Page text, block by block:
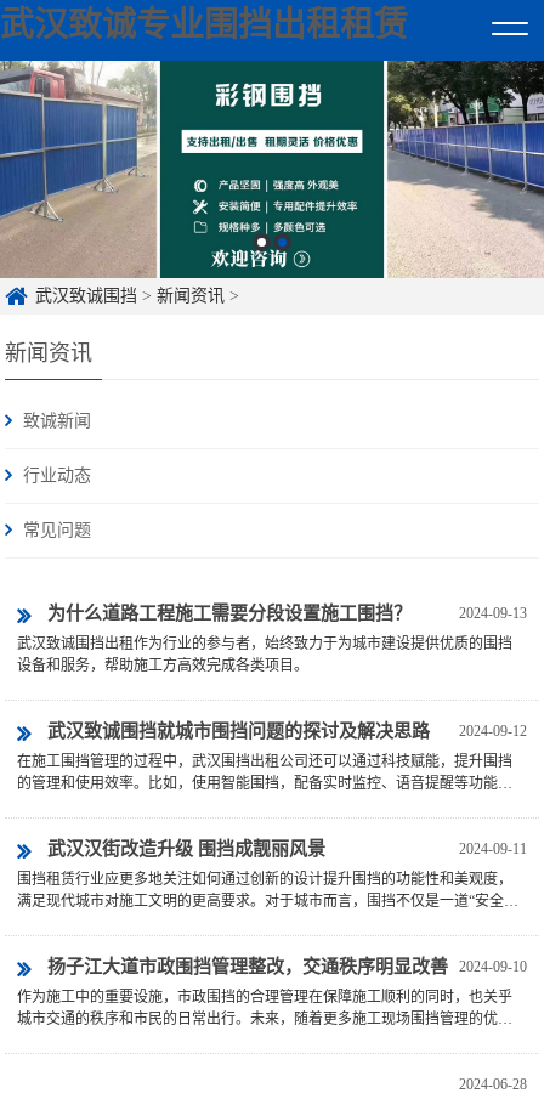
武汉致诚专业围挡出租租赁
武汉致诚围挡 >新闻资讯 >
新闻资讯
致诚新闻
行业动态
常见问题
2024-09-13
为什么道路工程施工需要分段设置施工围挡？
武汉致诚围挡出租作为行业的参与者，始终致力于为城市建设提供优质的围挡
设备和服务，帮助施工方高效完成各类项目。
2024-09-12
武汉致诚围挡就城市围挡问题的探讨及解决思路
在施工围挡管理的过程中，武汉围挡出租公司还可以通过科技赋能，提升围挡
的管理和使用效率。比如，使用智能围挡，配备实时监控、语音提醒等功能，
2024-09-11
武汉汉街改造升级 围挡成靓丽风景
围挡租赁行业应更多地关注如何通过创新的设计提升围挡的功能性和美观度，
满足现代城市对施工文明的更高要求。对于城市而言，围挡不仅是一道“安全
2024-09-10
扬子江大道市政围挡管理整改，交通秩序明显改善
作为施工中的重要设施，市政围挡的合理管理在保障施工顺利的同时，也关乎
城市交通的秩序和市民的日常出行。未来，随着更多施工现场围挡管理的优
2024-06-28